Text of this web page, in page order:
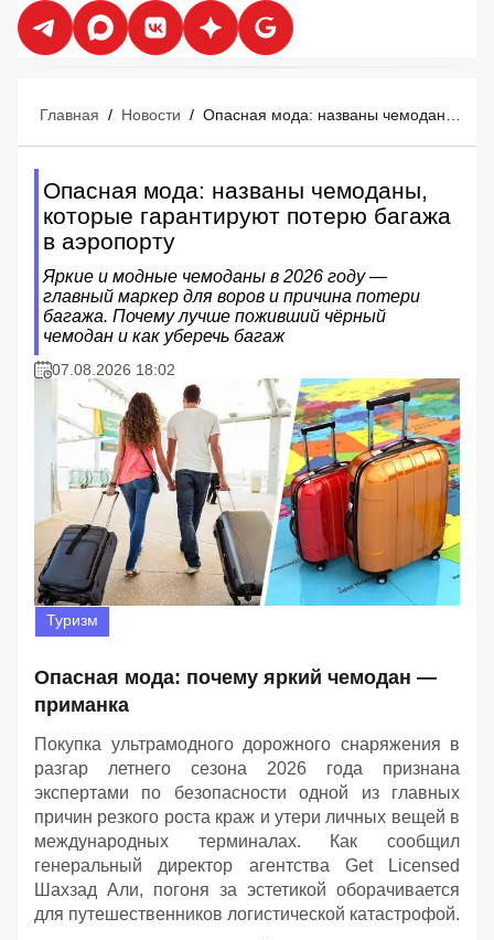
Главная / Новости /
Опасная мода: названы чемоданы,
которые гарантируют потерю багажа
в аэропорту
Яркие и модные чемоданы в 2026 году —
главный маркер для воров и причина потери
багажа. Почему лучше поживший чёрный
чемодан и как уберечь багаж
07.08.2026 18:02
Туризм
Опасная мода: почему яркий чемодан —
приманка
Покупка ультрамодного дорожного снаряжения в
разгар летнего сезона 2026 года признана
экспертами по безопасности одной из главных
причин резкого роста краж и утери личных вещей в
международных терминалах. Как сообщил
генеральный директор агентства Get Licensed
Шахзад Али, погоня за эстетикой оборачивается
для путешественников логистической катастрофой.